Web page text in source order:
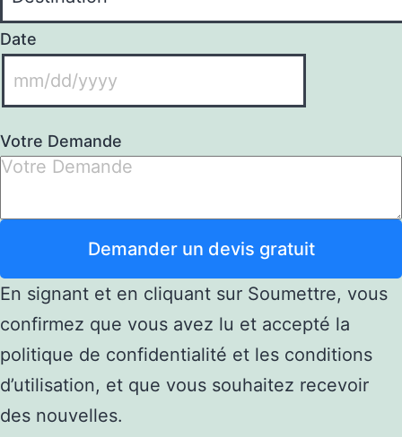
Date
Votre Demande
Demander un devis gratuit
En signant et en cliquant sur Soumettre, vous
confirmez que vous avez lu et accepté la
politique de confidentialité et les conditions
d’utilisation, et que vous souhaitez recevoir
des nouvelles.